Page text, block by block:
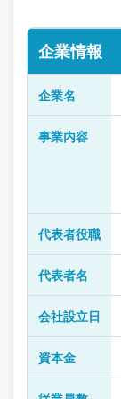
企業情報
企業名
事業内容
代表者役職
代表者名
会社設立日
資本金